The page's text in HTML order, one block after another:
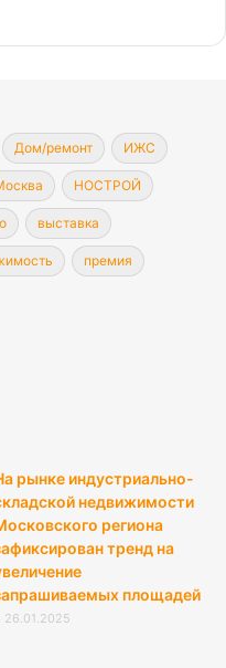
Дом/ремонт ИЖС
НОСТРОЙ
выставка
премия
рынке индустриально-
недвижимости
региона
тренд на
площадей
26.01.2025